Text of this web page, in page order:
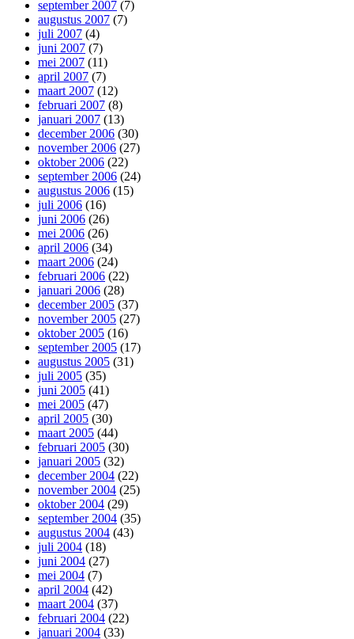
september 2007 (7)
augustus 2007 (7)
juli 2007 (4)
juni 2007 (7)
mei 2007 (11)
april 2007 (7)
maart 2007 (12)
februari 2007 (8)
januari 2007 (13)
december 2006 (30)
november 2006 (27)
oktober 2006 (22)
september 2006 (24)
augustus 2006 (15)
juli 2006 (16)
juni 2006 (26)
mei 2006 (26)
april 2006 (34)
maart 2006 (24)
februari 2006 (22)
januari 2006 (28)
december 2005 (37)
november 2005 (27)
oktober 2005 (16)
september 2005 (17)
augustus 2005 (31)
juli 2005 (35)
juni 2005 (41)
mei 2005 (47)
april 2005 (30)
maart 2005 (44)
februari 2005 (30)
januari 2005 (32)
december 2004 (22)
november 2004 (25)
oktober 2004 (29)
september 2004 (35)
augustus 2004 (43)
juli 2004 (18)
juni 2004 (27)
mei 2004 (7)
april 2004 (42)
maart 2004 (37)
februari 2004 (22)
januari 2004 (33)